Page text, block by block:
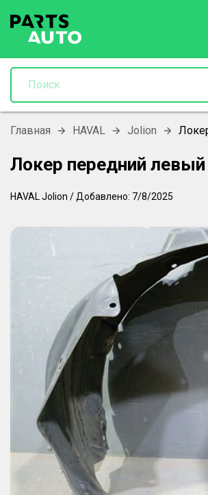
Главная HAVAL Jolion
Локер передний
HAVAL Jolion / Добавлено: 7/8/2025